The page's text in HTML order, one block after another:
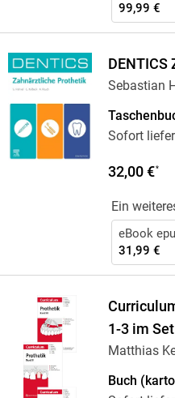
99,99 €
Sebastian
Sofort
32,00 €*
Ein
eBook
31,99 €
1-3 im Set
Matthias
Heydecke,
Buch